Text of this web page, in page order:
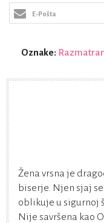
E-Pošta
Oznake:
Žena vrsna je
biserje. Njen sjaj
oblikuje u sigurnoj
Nije savršena kao